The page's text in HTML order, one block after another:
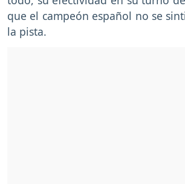
que el campeón español no se
la pista.